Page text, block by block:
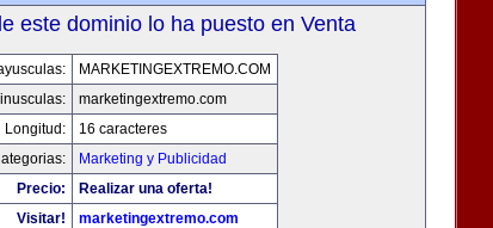
este dominio lo ha puesto en Venta
MARKETINGEXTREMO.COM
marketingextremo.com
Longitud:
16 caracteres
Marketing y Publicidad
Precio:
Realizar una oferta!
Visitar!
marketingextremo.com